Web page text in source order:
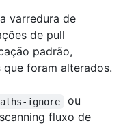
varredura de
de pull
padrão,
foram alterados.
ignore ou
fluxo de